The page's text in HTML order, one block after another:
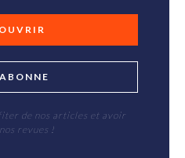
de nos articles et avoir
revues !